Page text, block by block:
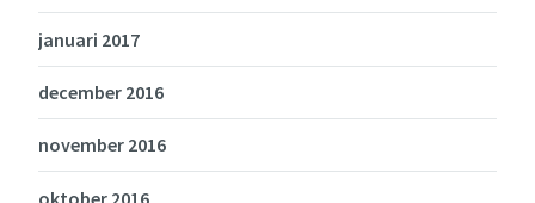
januari 2017
december 2016
november 2016
oktober 2016